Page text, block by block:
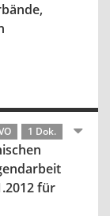
1 Dok.
für